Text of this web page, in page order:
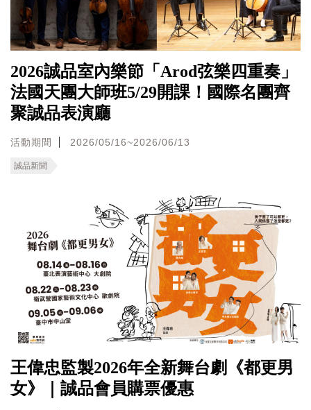
2026誠品室內樂節「Arod弦樂四重奏」
法國天團大師班5/29開課！國際名團齊
聚誠品表演廳
活動期間 2026/05/16~2026/06/13
誠品新聞
王偉忠監製2026年全新舞台劇《都更男
女》｜誠品會員購票優惠